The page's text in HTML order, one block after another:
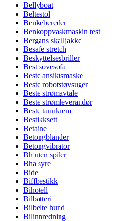
Bellyboat
Beltestol
Benkebereder
Benkoppvaskmaskin test
Bergans skalljakke
Besafe stretch
Beskyttelsesbriller
Best sovesofa
Beste ansiktsmaske
Beste robotstøvsuger
Beste strømavtale
Beste strømleverandør
Beste tannkrem
Bestikksett
Betaine
Betongblander
Betongvibrator
Bh uten spiler
Bha syre
Bide
Biffbestikk
Bihotell
Bilbatteri
Bilbelte hund
Bilinnredning